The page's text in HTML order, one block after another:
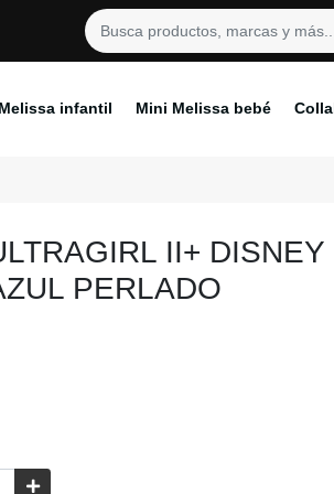
infantil Mini Melissa bebé
II+ DISNEY
PERLADO